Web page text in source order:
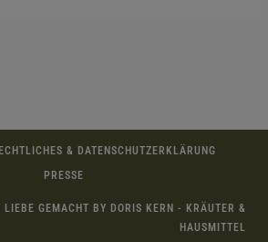
& DATENSCHUTZERKLÄRUNG
PRESSE
GEMACHT BY DORIS KERN - KRÄUTER &
HAUSMITTEL